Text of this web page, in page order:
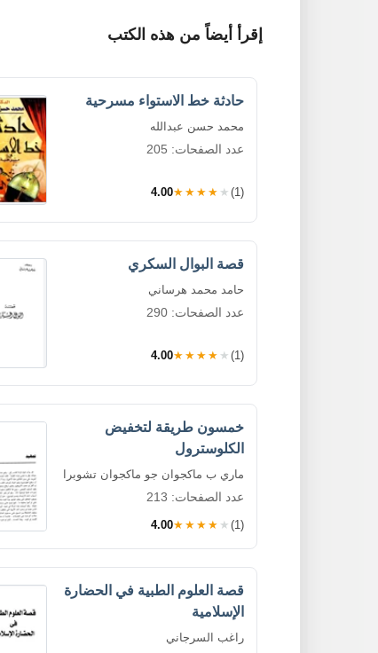
إقرأ أيضاً من هذه الكتب
حادثة خط الاستواء مسرحية
محمد حسن عبدالله
عدد الصفحات: 205
4.00★★★★★ (1)
قصة البوال السكري
حامد محمد هرساني
عدد الصفحات: 290
4.00★★★★★ (1)
خمسون طريقة لتخفيض
الكلوسترول
ماري ب ماكجوان جو ماكجوان تشوبرا
عدد الصفحات: 213
4.00★★★★★ (1)
قصة العلوم الطبية في الحضارة
الإسلامية
راغب السرجاني